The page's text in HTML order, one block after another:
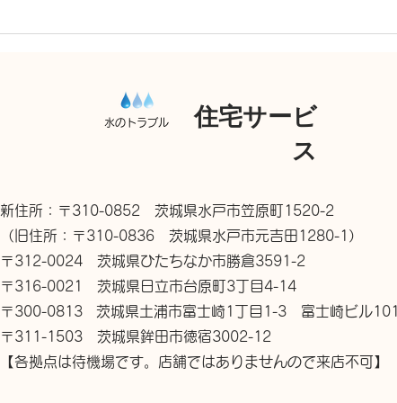
住宅サービ
ス
水のトラブル
新住所：〒310-0852 茨城県水戸市笠原町1520-2
（旧住所：〒310-0836 茨城県水戸市元吉田1280-1）
〒312-0024 茨城県ひたちなか市勝倉3591-2
〒316-0021 茨城県日立市台原町3丁目4-14
〒300-0813 茨城県土浦市富士崎1丁目1-3 富士崎ビル101
〒311-1503 茨城県鉾田市徳宿3002-12
【各拠点は待機場です。店舗ではありませんので来店不可】